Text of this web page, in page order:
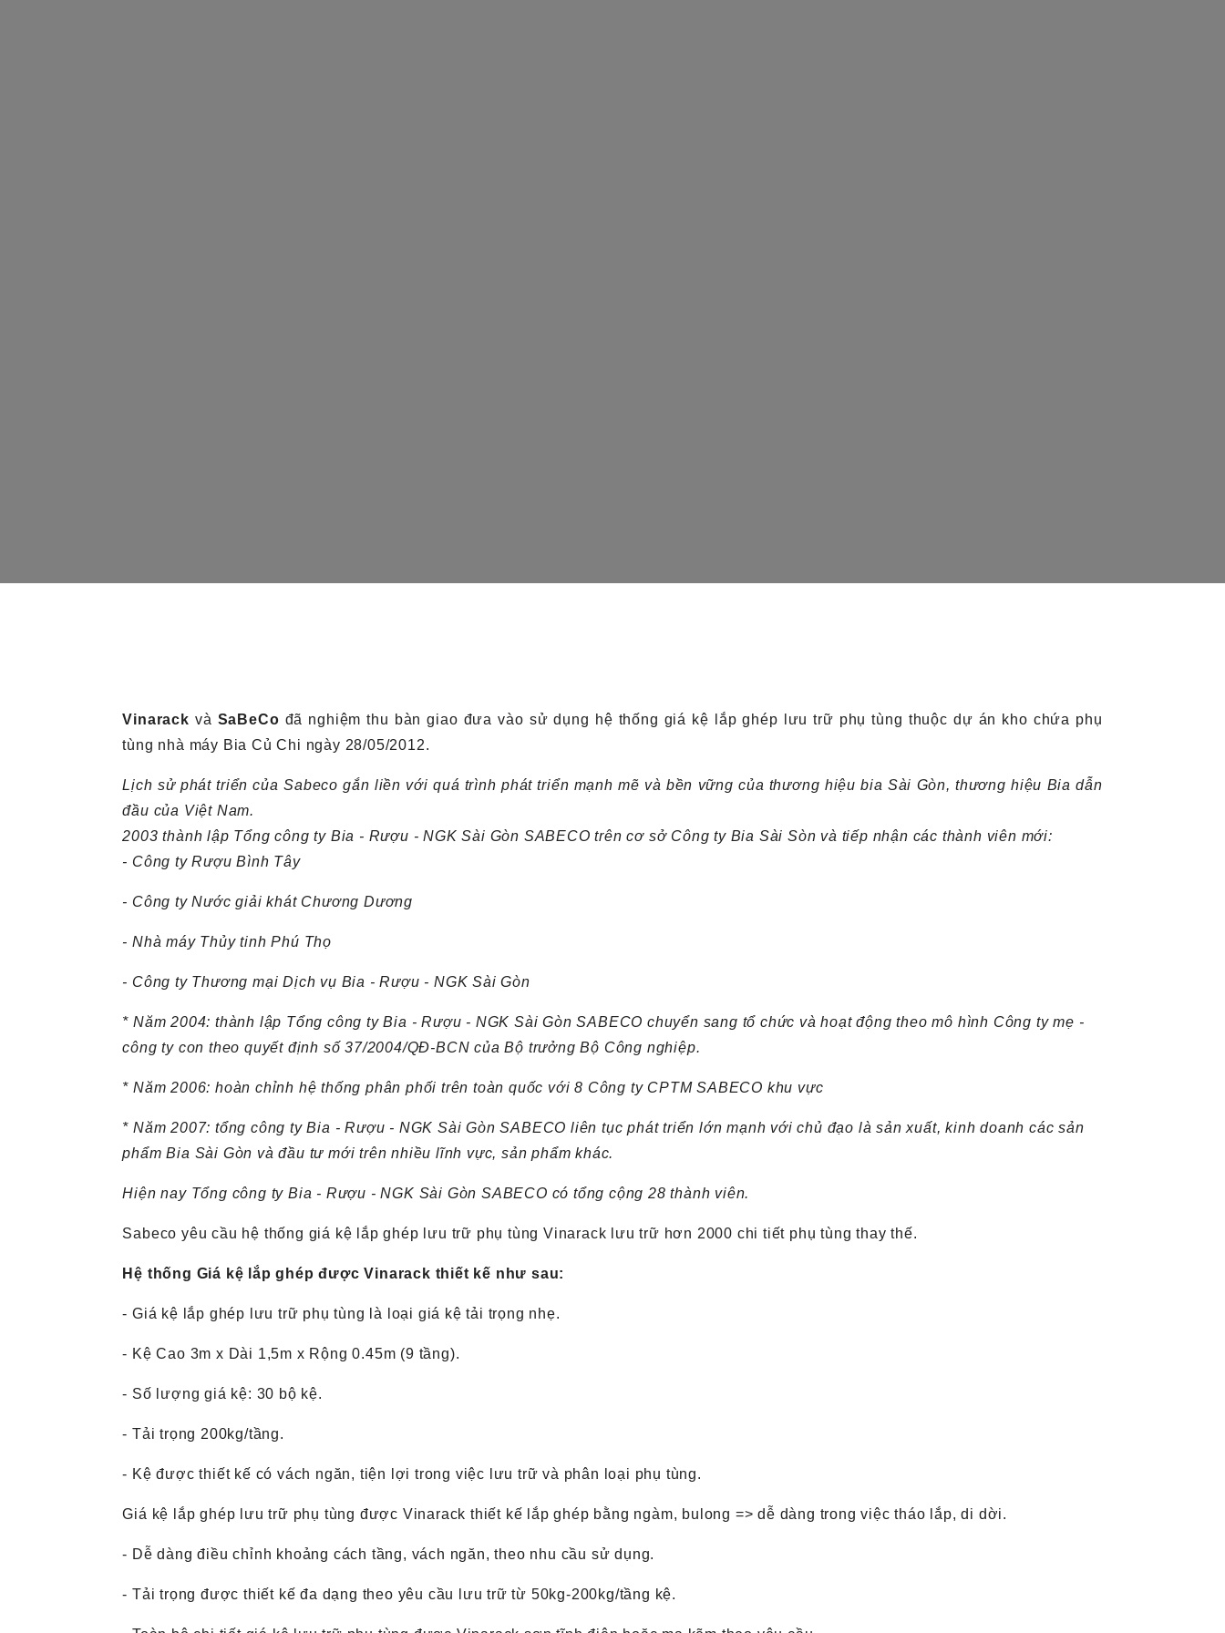
Vinarack và SaBeCo đã nghiệm thu bàn giao đưa vào sử dụng hệ thống giá kệ lắp ghép lưu trữ phụ tùng thuộc dự án kho chứa phụ
tùng nhà máy Bia Củ Chi ngày 28/05/2012.
Lịch sử phát triển của Sabeco gắn liền với quá trình phát triển mạnh mẽ và bền vững của thương hiệu bia Sài Gòn, thương hiệu Bia dẫn
đầu của Việt Nam.
2003 thành lập Tổng công ty Bia - Rượu - NGK Sài Gòn SABECO trên cơ sở Công ty Bia Sài Sòn và tiếp nhận các thành viên mới:
- Công ty Rượu Bình Tây
- Công ty Nước giải khát Chương Dương
- Nhà máy Thủy tinh Phú Thọ
- Công ty Thương mại Dịch vụ Bia - Rượu - NGK Sài Gòn
* Năm 2004: thành lập Tổng công ty Bia - Rượu - NGK Sài Gòn SABECO chuyển sang tổ chức và hoạt động theo mô hình Công ty mẹ -
công ty con theo quyết định số 37/2004/QĐ-BCN của Bộ trưởng Bộ Công nghiệp.
* Năm 2006: hoàn chỉnh hệ thống phân phối trên toàn quốc với 8 Công ty CPTM SABECO khu vực
* Năm 2007: tổng công ty Bia - Rượu - NGK Sài Gòn SABECO liên tục phát triển lớn mạnh với chủ đạo là sản xuất, kinh doanh các sản
phẩm Bia Sài Gòn và đầu tư mới trên nhiều lĩnh vực, sản phẩm khác.
Hiện nay Tổng công ty Bia - Rượu - NGK Sài Gòn SABECO có tổng cộng 28 thành viên.
Sabeco yêu cầu hệ thống giá kệ lắp ghép lưu trữ phụ tùng Vinarack lưu trữ hơn 2000 chi tiết phụ tùng thay thế.
Hệ thống Giá kệ lắp ghép được Vinarack thiết kế như sau:
- Giá kệ lắp ghép lưu trữ phụ tùng là loại giá kệ tải trọng nhẹ.
- Kệ Cao 3m x Dài 1,5m x Rộng 0.45m (9 tầng).
- Số lượng giá kệ: 30 bộ kệ.
- Tải trọng 200kg/tầng.
- Kệ được thiết kế có vách ngăn, tiện lợi trong việc lưu trữ và phân loại phụ tùng.
Giá kệ lắp ghép lưu trữ phụ tùng được Vinarack thiết kế lắp ghép bằng ngàm, bulong => dễ dàng trong việc tháo lắp, di dời.
- Dễ dàng điều chỉnh khoảng cách tầng, vách ngăn, theo nhu cầu sử dụng.
- Tải trọng được thiết kế đa dạng theo yêu cầu lưu trữ từ 50kg-200kg/tầng kệ.